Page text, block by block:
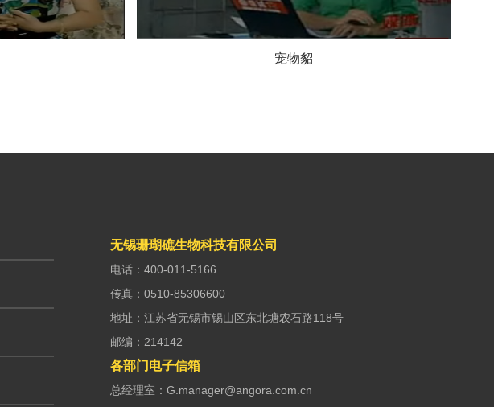
宠物貂
无锡珊瑚礁生物科技有限公司
电话：400-011-5166
传真：0510-85306600
地址：江苏省无锡市锡山区东北塘农石路118号
邮编：214142
各部门电子信箱
总经理室：G.manager@angora.com.cn